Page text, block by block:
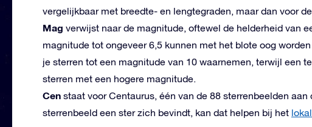
vergelijkbaar met breedte- en lengtegraden, maar dan voor
Mag verwijst naar de magnitude, oftewel de helderheid van
magnitude tot ongeveer 6,5 kunnen met het blote oog
je sterren tot een magnitude van 10 waarnemen, terwijl een
sterren met een hogere magnitude.
Cen staat voor Centaurus, één van de 88 sterrenbeelden
sterrenbeeld een ster zich bevindt, kan dat helpen bij het